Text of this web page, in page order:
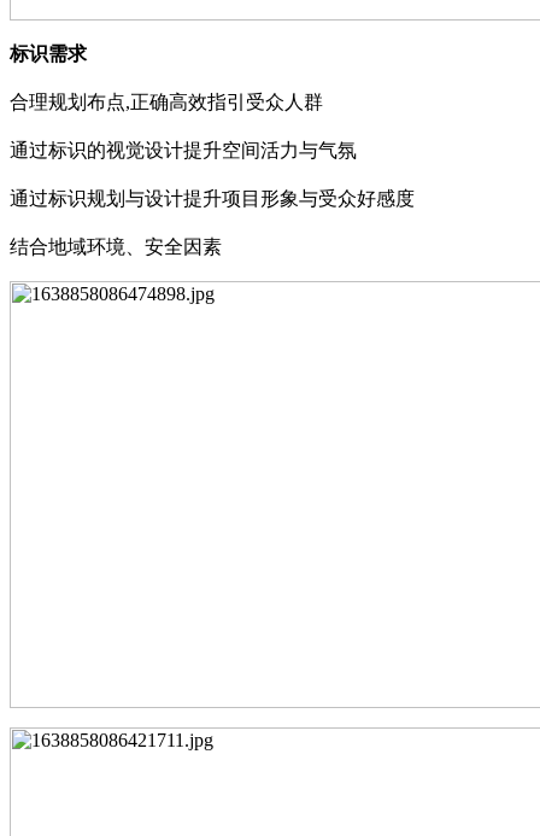
标识需求
合理规划布点,正确高效指引受众 人 群
通过标识的视觉设计提升空间活力与气氛
通过标识规划与设计提升项 目 形象与受众好感度
结合地域环境、安全因素